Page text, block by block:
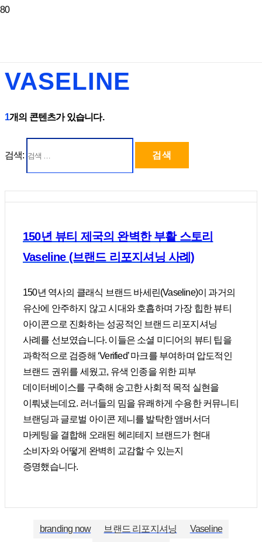
VASELINE
1개의 콘텐츠가 있습니다.
검색:
150년 뷰티 제국의 완벽한 부활 스토리
Vaseline (브랜드 리포지셔닝 사례)
150년 역사의 클래식 브랜드 바세린(Vaseline)이 과거의
유산에 안주하지 않고 시대와 호흡하며 가장 힙한 뷰티
아이콘으로 진화하는 성공적인 브랜드 리포지셔닝
사례를 선보였습니다. 이들은 소셜 미디어의 뷰티 팁을
과학적으로 검증해 ‘Verified’ 마크를 부여하며 압도적인
브랜드 권위를 세웠고, 유색 인종을 위한 피부
데이터베이스를 구축해 숭고한 사회적 목적 실현을
이뤄냈는데요. 러너들의 밈을 유쾌하게 수용한 커뮤니티
브랜딩과 글로벌 아이콘 제니를 발탁한 앰버서더
마케팅을 결합해 오래된 헤리테지 브랜드가 현대
소비자와 어떻게 완벽히 교감할 수 있는지
증명했습니다.
branding now 브랜드 리포지셔닝
Vaseline